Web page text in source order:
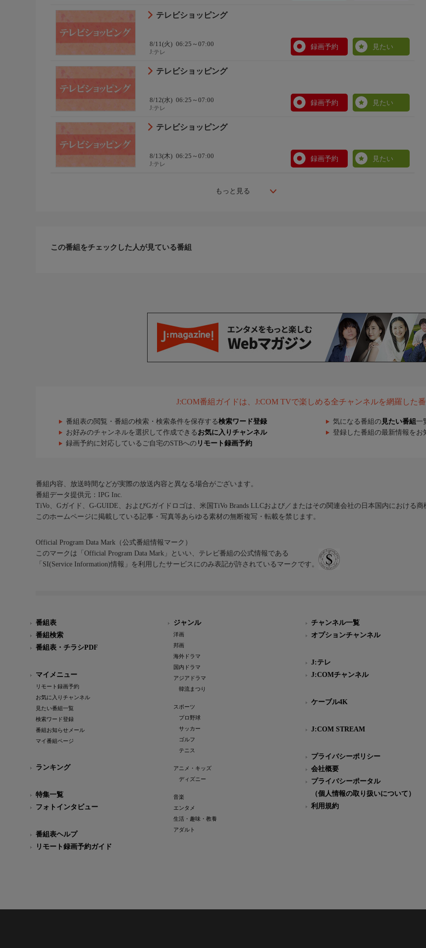
テレビショッピング
8/11(火) 06:25～07:00
J:テレ
録画予約 見たい
テレビショッピング
8/12(水) 06:25～07:00
J:テレ
録画予約 見たい
テレビショッピング
8/13(木) 06:25～07:00
J:テレ
録画予約 見たい
もっと見る
この番組をチェックした人が見ている番組
J:COM番組ガイドは、J:COM TVで楽しめる全チャンネルを網羅した番
番組表の閲覧・番組の検索・検索条件を保存する検索ワード登録 気になる番組の 見たい番組 一
お好みのチャンネルを選択して作成できる お気に入りチャンネル 登録した番組の最新情報をお
録画予約に対応しているご自宅のSTBへの リモート録画予約
番組内容、放送時間などが実際の放送内容と異なる場合がございます。
番組データ提供元：IPG Inc.
TiVo、Gガイド、G-GUIDE、およびGガイドロゴは、米国TiVo Brands LLCおよび／またはその関連会社の日本国内における商
このホームページに掲載している記事・写真等あらゆる素材の無断複写・転載を禁じます。
Official Program Data Mark（公式番組情報マーク）
このマークは「Official Program Data Mark」といい、テレビ番組の公式情報である
「SI(Service Information)情報」を利用したサービスにのみ表記が許されているマークです。
番組表
番組検索
番組表・チラシPDF
マイメニュー
リモート録画予約
お気に入りチャンネル
見たい番組一覧
検索ワード登録
番組お知らせメール
マイ番組ページ
ランキング
特集一覧
フォトインタビュー
番組表ヘルプ
リモート録画予約ガイド
ジャンル
洋画
邦画
海外ドラマ
国内ドラマ
アジアドラマ
韓流まつり
スポーツ
プロ野球
サッカー
ゴルフ
テニス
アニメ・キッズ
ディズニー
音楽
エンタメ
生活・趣味・教養
アダルト
チャンネル一覧
オプションチャンネル
J:テレ
J:COMチャンネル
ケーブル4K
J:COM STREAM
プライバシーポリシー
会社概要
プライバシーポータル
（個人情報の取り扱いについて）
利用規約